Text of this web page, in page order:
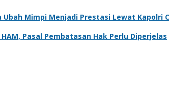
Mimpi Menjadi Prestasi Lewat Kapolri
Pasal Pembatasan Hak Perlu Diperjelas